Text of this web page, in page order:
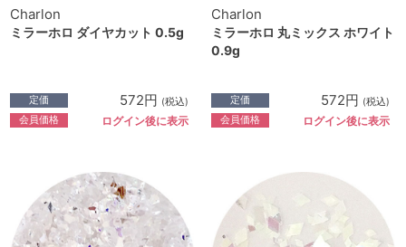
Charlon
ミラーホロ ダイヤカット 0.5g
定価 572円 (税込)
会員価格 ログイン後に表示
Charlon
ミラーホロ 丸ミックス ホワイト
0.9g
定価 572円 (税込)
会員価格 ログイン後に表示